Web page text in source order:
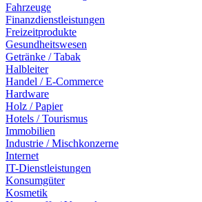
Fahrzeuge
Finanzdienstleistungen
Freizeitprodukte
Gesundheitswesen
Getränke / Tabak
Halbleiter
Handel / E-Commerce
Hardware
Holz / Papier
Hotels / Tourismus
Immobilien
Industrie / Mischkonzerne
Internet
IT-Dienstleistungen
Konsumgüter
Kosmetik